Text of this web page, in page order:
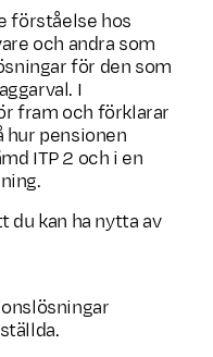
förståelse hos
och andra som
för den som
I
fram och förklarar
pensionen
ITP 2 och i en
du kan ha nytta av